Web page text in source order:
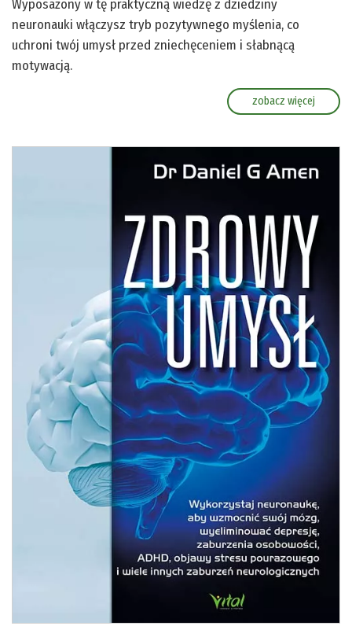
Wyposażony w tę praktyczną wiedzę z dziedziny
neuronauki włączysz tryb pozytywnego myślenia, co
uchroni twój umysł przed zniechęceniem i słabnącą
motywacją.
zobacz więcej